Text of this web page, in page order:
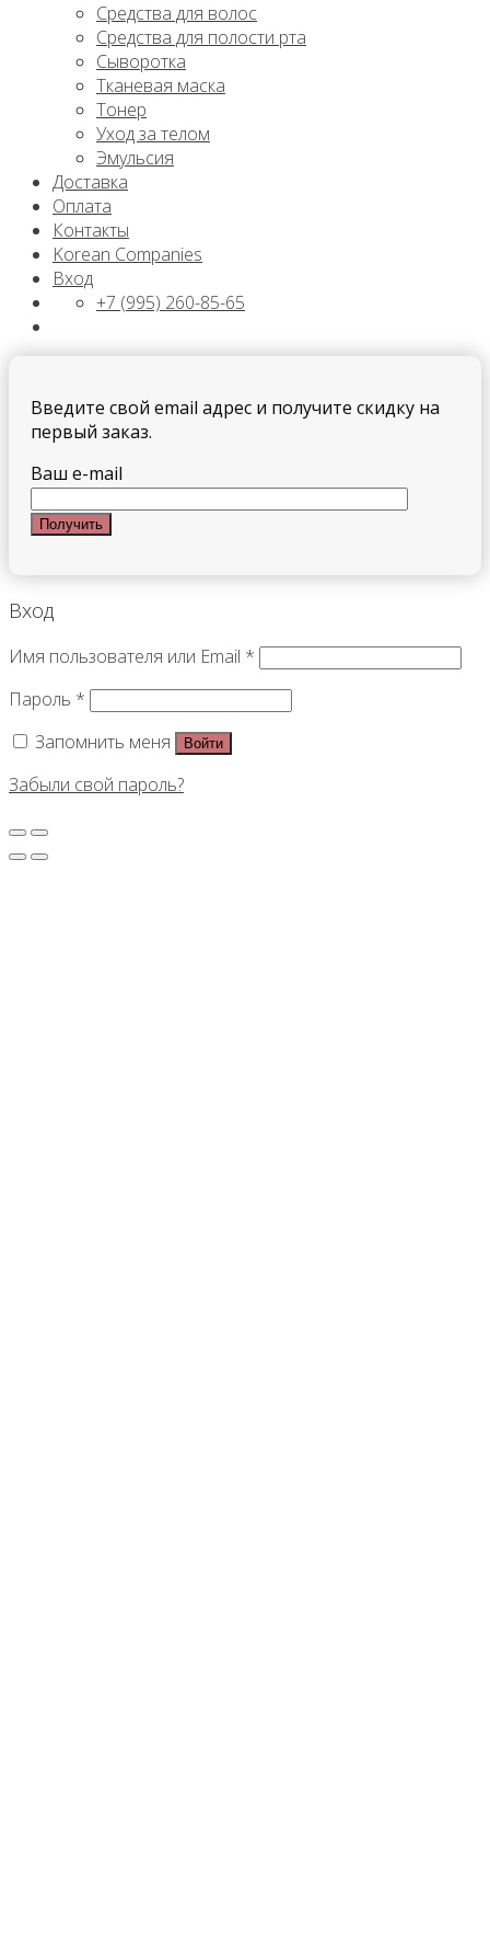
Средства для волос
Средства для полости рта
Сыворотка
Тканевая маска
Тонер
Уход за телом
Эмульсия
Доставка
Оплата
Контакты
Korean Companies
Вход
+7 (995) 260-85-65
Введите свой email адрес и получите скидку на
первый заказ.
Ваш e-mail
Вход
Имя пользователя или Email *
Пароль *
Запомнить меня
Войти
Забыли свой пароль?